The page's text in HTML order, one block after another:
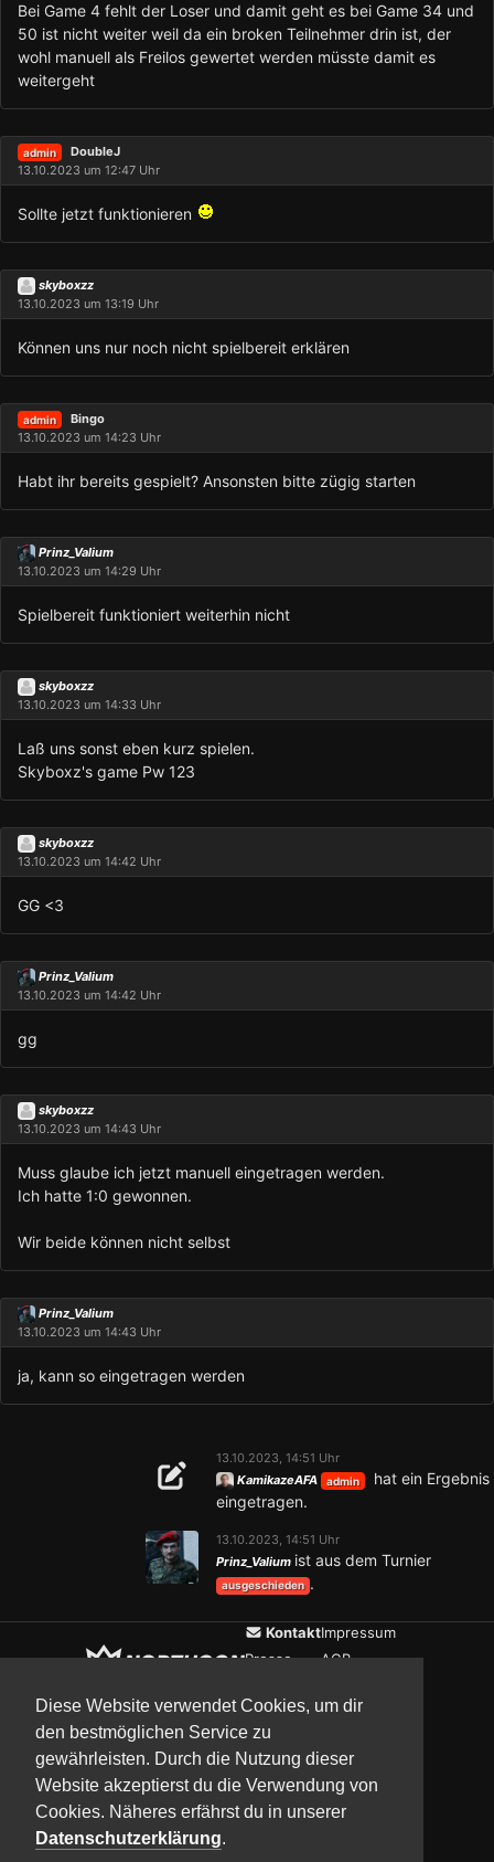
Diese Website verwendet Cookies, um dir
den bestmöglichen Service zu
gewährleisten. Durch die Nutzung dieser
Website akzeptierst du die Verwendung von
Cookies. Näheres erfährst du in unserer
Datenschutzerklärung.
Bei Game 4 fehlt der Loser und damit geht es bei Game 34 und
50 ist nicht weiter weil da ein broken Teilnehmer drin ist, der
wohl manuell als Freilos gewertet werden müsste damit es
weitergeht
admin
DoubleJ
13.10.2023 um 12:47 Uhr
Sollte jetzt funktionieren
skyboxzz
13.10.2023 um 13:19 Uhr
Können uns nur noch nicht spielbereit erklären
admin
Bingo
13.10.2023 um 14:23 Uhr
Habt ihr bereits gespielt? Ansonsten bitte zügig starten
Prinz_Valium
13.10.2023 um 14:29 Uhr
Spielbereit funktioniert weiterhin nicht
skyboxzz
13.10.2023 um 14:33 Uhr
Laß uns sonst eben kurz spielen.
Skyboxz's game Pw 123
skyboxzz
13.10.2023 um 14:42 Uhr
GG <3
Prinz_Valium
13.10.2023 um 14:42 Uhr
gg
skyboxzz
13.10.2023 um 14:43 Uhr
Muss glaube ich jetzt manuell eingetragen werden.
Ich hatte 1:0 gewonnen.
Wir beide können nicht selbst
Prinz_Valium
13.10.2023 um 14:43 Uhr
ja, kann so eingetragen werden
13.10.2023, 14:51 Uhr
KamikazeAFA
admin
hat ein Ergebnis
eingetragen.
13.10.2023, 14:51 Uhr
Prinz_Valium ist aus dem Turnier
ausgeschieden .
Kontakt
Presse
Impressum
AGB
UpdatesCommunityMedia